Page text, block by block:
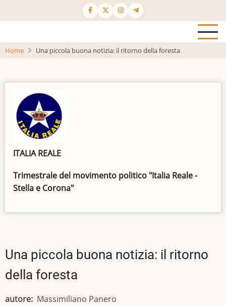
al
principale
Home Una piccola buona notizia: il ritorno della foresta
ITALIA REALE
Trimestrale del movimento politico "Italia Reale -
Stella e Corona"
Una piccola buona notizia: il ritorno
della foresta
autore Massimiliano Panero